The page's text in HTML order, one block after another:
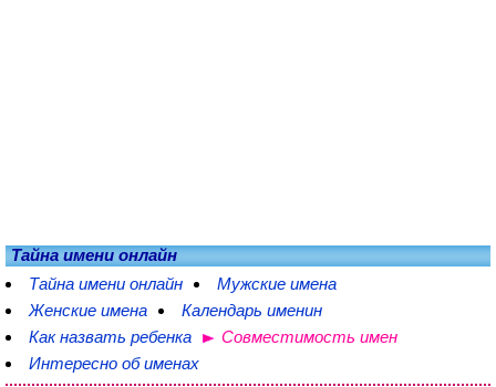
Тайна имени онлайн
Тайна имени онлайн
Мужские имена
Женские имена
Календарь именин
Как назвать ребенка
Совместимость имен
Интересно об именах